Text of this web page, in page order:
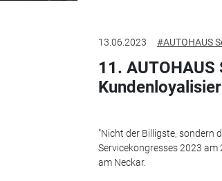
13.06.2023 #AUTOHAUS
11.
"Nicht der Billigste, sondern
Servicekongresses 2023
am Neckar.